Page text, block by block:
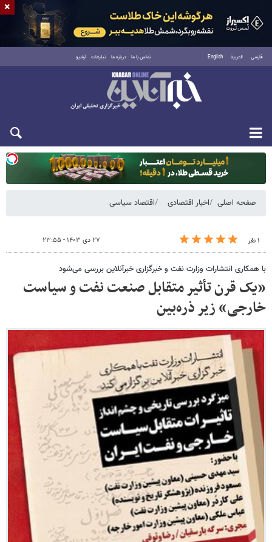
فارسی العربية English تماس با ما درباره ما تبلیغات آرشیو
یکشنبه ۱۸ مرداد ۱۴۰۵
صفحه اصلی اخبار اقتصادی اقتصاد سیاسی
۱ نفر ۲۷ دی ۱۴۰۳ - ۲۳:۵۵
با همکاری انتشارات وزارت نفت و خبرگزاری خبرآنلاین بررسی می‌شود
«یک قرن تأثیر متقابل صنعت نفت و سیاست
خارجی» زیر ذره‌بین
×